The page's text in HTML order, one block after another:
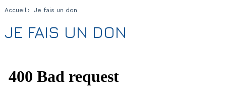
Accueil Je fais un don
JE FAIS UN DON